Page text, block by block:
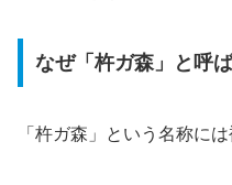
なぜ「杵ガ森」と呼
「杵ガ森」という名称に